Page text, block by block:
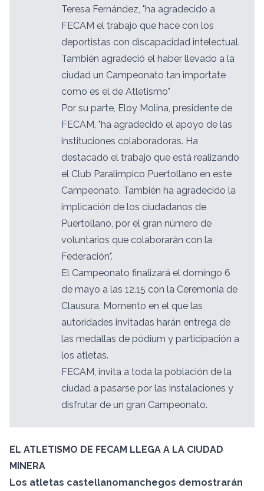
Teresa Fernández, "ha agradecido a
FECAM el trabajo que hace con los
deportistas con discapacidad intelectual.
También agradeció el haber llevado a la
ciudad un Campeonato tan importate
como es el de Atletismo"
Por su parte, Eloy Molina, presidente de
FECAM, "ha agradecido el apoyo de las
instituciones colaboradoras. Ha
destacado el trabajo que está realizando
el Club Paralimpico Puertollano en este
Campeonato. También ha agradecido la
implicación de los ciudadanos de
Puertollano, por el gran número de
voluntarios que colaborarán con la
Federación".
El Campeonato finalizará el domingo 6
de mayo a las 12.15 con la Ceremonia de
Clausura. Momento en el que las
autoridades invitadas harán entrega de
las medallas de pódium y participación a
los atletas.
FECAM, invita a toda la población de la
ciudad a pasarse por las instalaciones y
disfrutar de un gran Campeonato.
EL ATLETISMO DE FECAM LLEGA A LA CIUDAD
MINERA
Los atletas castellanomanchegos demostrarán